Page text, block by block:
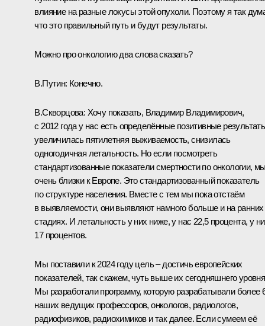
влияние на разные локусы этой опухоли. Поэтому я так
что это правильный путь и будут результаты.
Можно про онкологию два слова сказать?
В.Путин: Конечно.
В.Скворцова: Хочу показать, Владимир Владимирович,
с 2012 года у нас есть определённые позитивные
увеличилась пятилетняя выживаемость, снизилась
одногодичная летальность. Но если посмотреть
стандартизованные показатели смертности по онкологии,
очень близки к Европе. Это стандартизованный показатель
по структуре населения. Вместе с тем мы пока отстаём
в выявляемости, они выявляют намного больше и на ранних
стадиях. И летальность у них ниже, у нас 22,5 процента, у
17 процентов.
Мы поставили к 2024 году цель – достичь европейских
показателей, так скажем, чуть выше их сегодняшнего
Мы разработали программу, которую разрабатывали более
наших ведущих профессоров, онкологов, радиологов,
радиофизиков, радиохимиков и так далее. Если сумеем её